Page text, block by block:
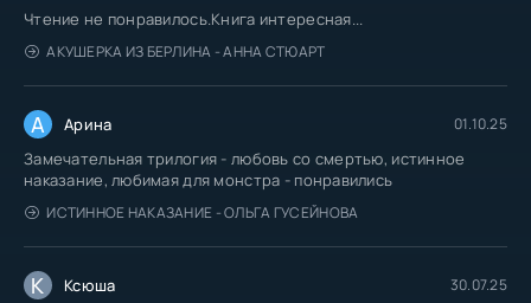
Чтение не понравилось.Книга интересная...
АКУШЕРКА ИЗ БЕРЛИНА - АННА СТЮАРТ
А Арина 01.10.25
Замечательная трилогия - любовь со смертью, истинное
наказание, любимая для монстра - понравились
ИСТИННОЕ НАКАЗАНИЕ - ОЛЬГА ГУСЕЙНОВА
К Ксюша 30.07.25
Бах
Бах
Бах
Бах
Бах